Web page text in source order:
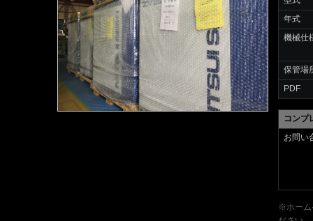
年式
機械仕
保管場
PDF
コンプ
お問い
※ホーム